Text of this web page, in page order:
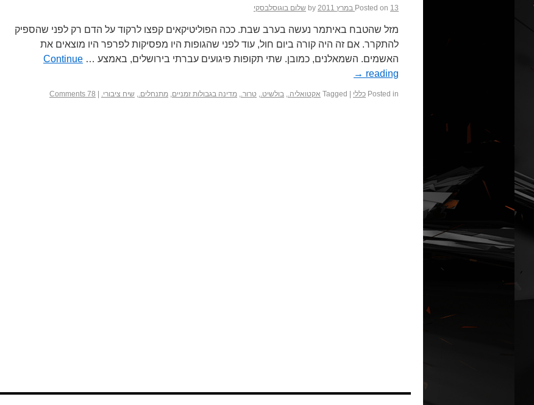
Posted on 13 במרץ 2011 by שלום בוגוסלבסקי
מזל שהטבח באיתמר נעשה בערב שבת. ככה הפוליטיקאים קפצו לרקוד על הדם רק לפני שהספיק
להתקרר. אם זה היה קורה ביום חול, עוד לפני שהגופות היו מפסיקות לפרפר היו מוצאים את
האשמים. השמאלנים, כמובן. שתי תקופות פיגועים עברתי בירושלים, באמצע … Continue
reading
→
Posted in כללי Tagged אקטואליה., בולשיט., טרור., מדינה בגבולות זמניים, מתנחלים., שיח ציבורי. 78 Comments